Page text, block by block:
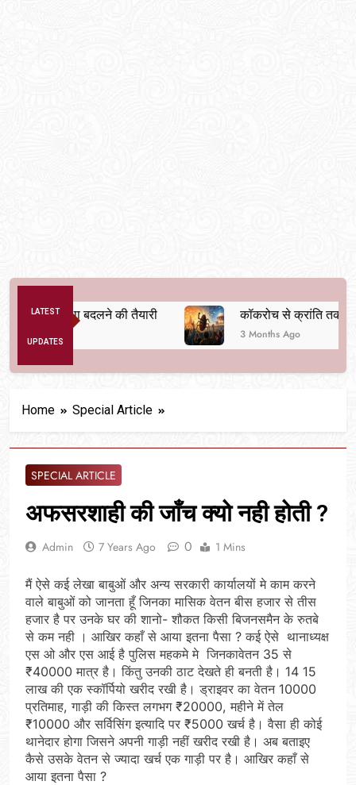
LATEST
UPDATES
व्यवस्था बदलने की तैयारी कॉकरोच से क्रांति तक
3 Months Ago
Home Special Article
SPECIAL ARTICLE
अफसरशाही की जाँच क्यो नही होती ?
Admin 7 Years Ago 0 1 Mins
मैं ऐसे कई लेखा बाबुओं और अन्य सरकारी कार्यालयों मे काम करने
वाले बाबुओं को जानता हूँ जिनका मासिक वेतन बीस हजार से तीस
हजार है पर उनके घर की शानो- शौकत किसी बिजनसमैन के रुतबे
से कम नही । आखिर कहाँ से आया इतना पैसा ? कई ऐसे थानाध्यक्ष
एस ओ और एस आई है पुलिस महकमे मे जिनकावेतन 35 से
₹40000 मात्र है। किंतु उनकी ठाट देखते ही बनती है। 14 15
लाख की एक स्कॉर्पियो खरीद रखी है। ड्राइवर का वेतन 10000
प्रतिमाह, गाड़ी की किस्त लगभग ₹20000, महीने में तेल
₹10000 और सर्विसिंग इत्यादि पर ₹5000 खर्च है। वैसा ही कोई
थानेदार होगा जिसने अपनी गाड़ी नहीं खरीद रखी है। अब बताइए
कैसे उसके वेतन से ज्यादा खर्च एक गाड़ी पर है। आखिर कहाँ से
आया इतना पैसा ?